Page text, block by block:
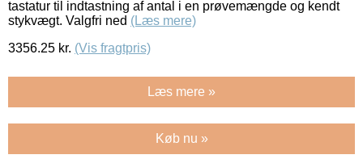
tastatur til indtastning af antal i en prøvemængde og kendt
stykvægt. Valgfri ned (Læs mere)
3356.25 kr. (Vis fragtpris)
Læs mere »
Køb nu »